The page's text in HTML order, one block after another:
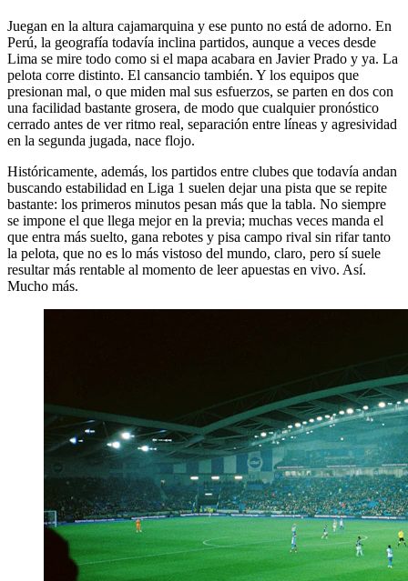
Juegan en la altura cajamarquina y ese punto no está de adorno. En
Perú, la geografía todavía inclina partidos, aunque a veces desde
Lima se mire todo como si el mapa acabara en Javier Prado y ya. La
pelota corre distinto. El cansancio también. Y los equipos que
presionan mal, o que miden mal sus esfuerzos, se parten en dos con
una facilidad bastante grosera, de modo que cualquier pronóstico
cerrado antes de ver ritmo real, separación entre líneas y agresividad
en la segunda jugada, nace flojo.
Históricamente, además, los partidos entre clubes que todavía andan
buscando estabilidad en Liga 1 suelen dejar una pista que se repite
bastante: los primeros minutos pesan más que la tabla. No siempre
se impone el que llega mejor en la previa; muchas veces manda el
que entra más suelto, gana rebotes y pisa campo rival sin rifar tanto
la pelota, que no es lo más vistoso del mundo, claro, pero sí suele
resultar más rentable al momento de leer apuestas en vivo. Así.
Mucho más.